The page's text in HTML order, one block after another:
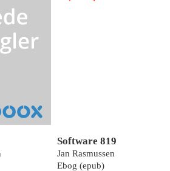
Software 819
Jan Rasmussen
Ebog (epub)